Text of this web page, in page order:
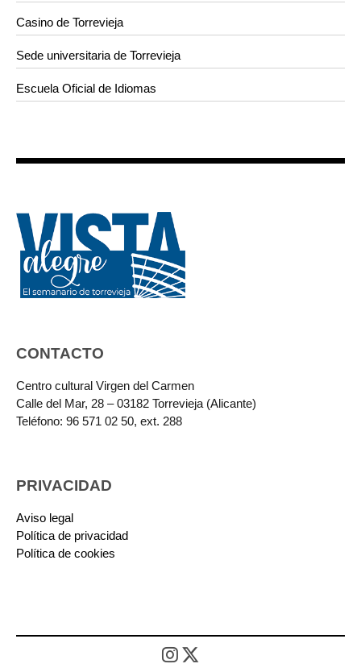
Casino de Torrevieja
Sede universitaria de Torrevieja
Escuela Oficial de Idiomas
CONTACTO
Centro cultural Virgen del Carmen
Calle del Mar, 28 – 03182 Torrevieja (Alicante)
Teléfono: 96 571 02 50, ext. 288
PRIVACIDAD
Aviso legal
Política de privacidad
Política de cookies